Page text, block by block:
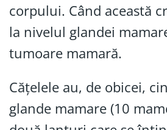
corpului. Când această
la nivelul glandei
tumoare mamară.
Cățelele au, de obicei,
glande mamare (10